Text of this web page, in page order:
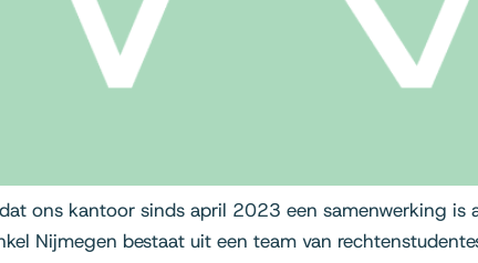
ons kantoor sinds april 2023 een samenwerking
Nijmegen bestaat uit een team van